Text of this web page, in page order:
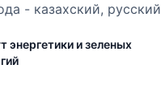
- казахский, русский
энергетики и зеленых